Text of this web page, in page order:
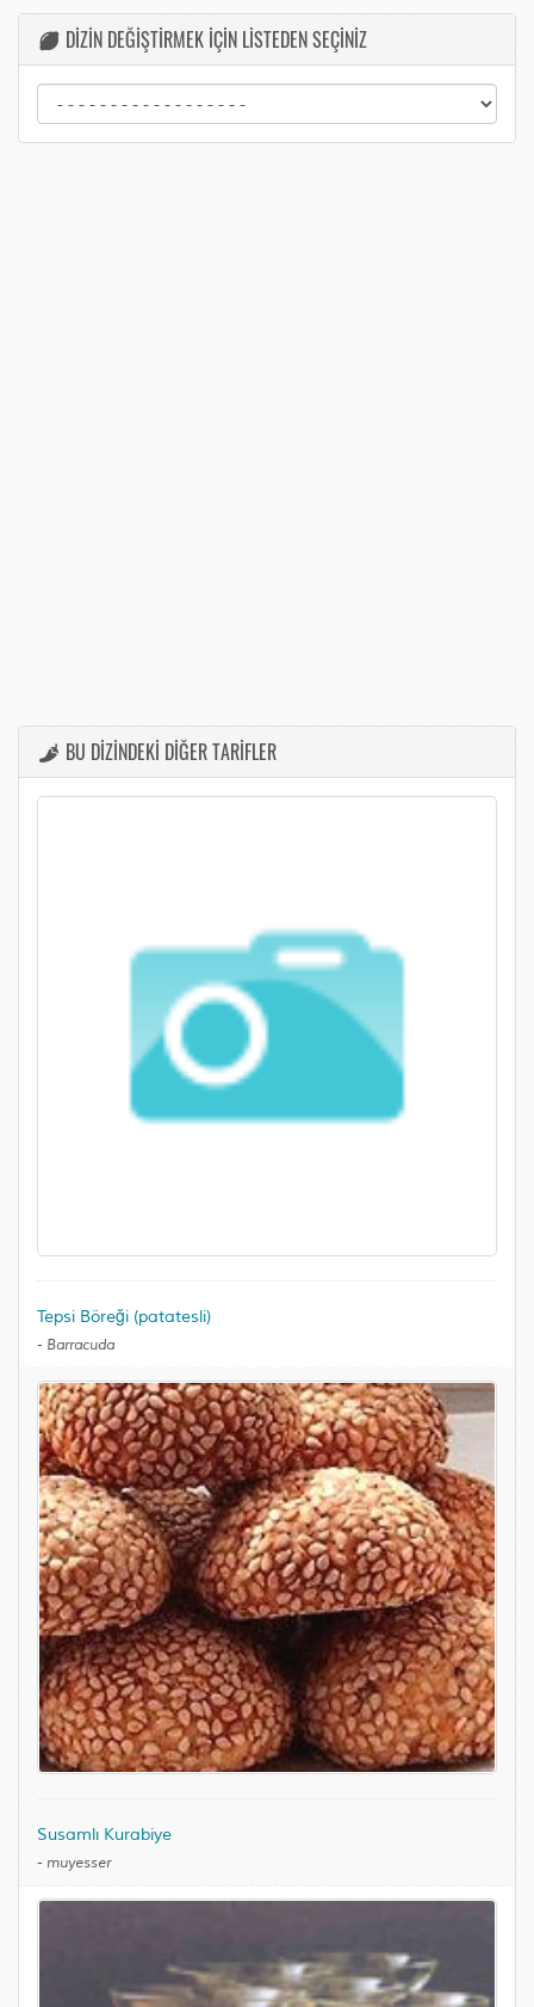
DİZİN DEĞİŞTİRMEK İÇİN LİSTEDEN SEÇİNİZ
BU DİZİNDEKİ DİĞER TARİFLER
Tepsi Böreği (patatesli)
- Barracuda
Susamlı Kurabiye
- muyesser